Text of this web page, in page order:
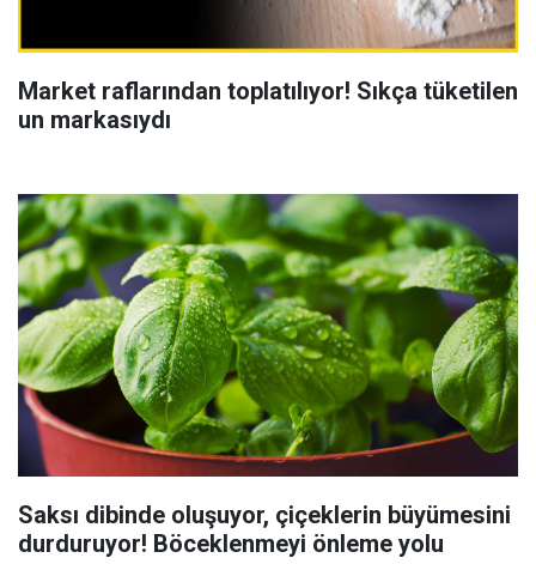
Market raflarından toplatılıyor! Sıkça tüketilen
un markasıydı
Saksı dibinde oluşuyor, çiçeklerin büyümesini
durduruyor! Böceklenmeyi önleme yolu